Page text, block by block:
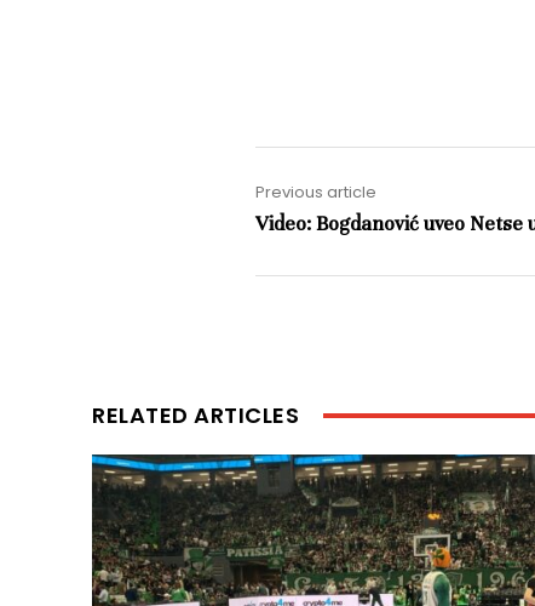
Previous article
Video: Bogdanović uveo Netse
RELATED ARTICLES